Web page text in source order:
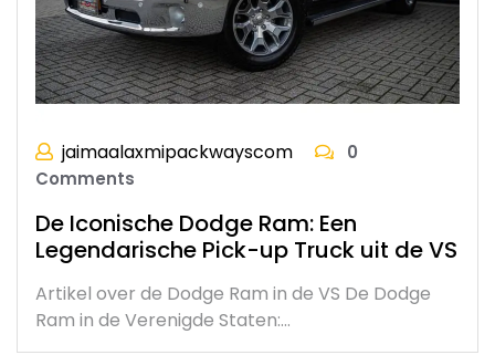
jaimaalaxmipackwayscom
0
Comments
De Iconische Dodge Ram: Een
Legendarische Pick-up Truck uit de VS
Artikel over de Dodge Ram in de VS De Dodge
Ram in de Verenigde Staten:…